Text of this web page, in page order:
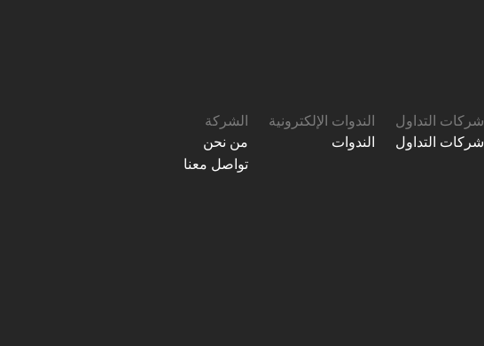
شركات التداول
شركات التداول
الندوات الإلكترونية
الندوات
الشركة
من نحن
تواصل معنا